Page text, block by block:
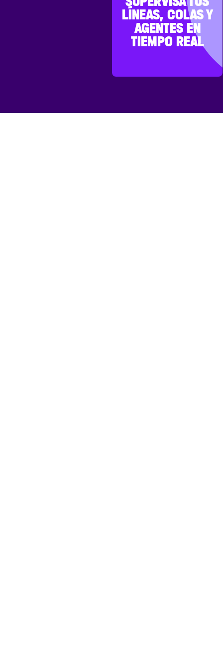
LÍNEAS, COLAS Y
AGENTES EN
TIEMPO REAL